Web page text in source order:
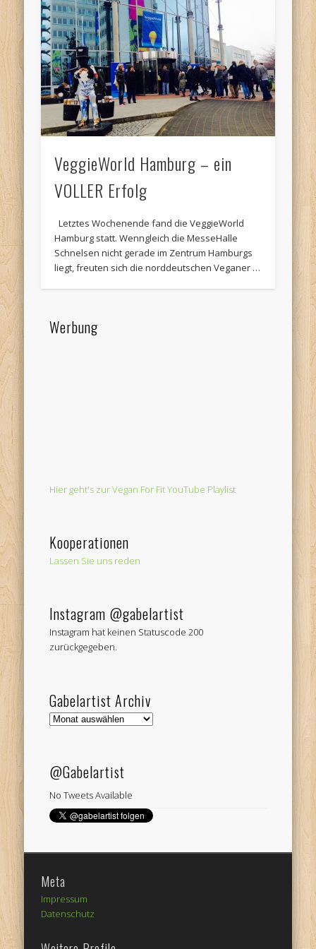
VeggieWorld Hamburg – ein
VOLLER Erfolg
Letztes Wochenende fand die VeggieWorld
Hamburg statt. Wenngleich die MesseHalle
Schnelsen nicht gerade im Zentrum Hamburgs
liegt, freuten sich die norddeutschen Veganer …
Werbung
Hier geht's zur Vegan For Fit YouTube Playlist
Kooperationen
Lassen Sie uns reden
Instagram @gabelartist
Instagram hat keinen Statuscode 200
zurückgegeben.
Gabelartist Archiv
Gabelartist
@Gabelartist
No Tweets Available
Meta
Impressum
Datenschutz